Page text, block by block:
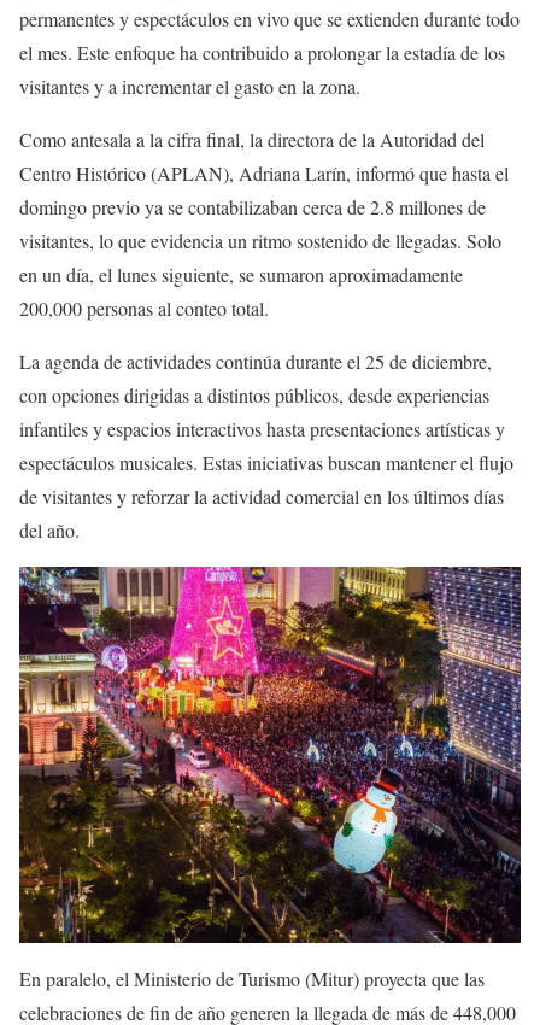
permanentes y espectáculos en vivo que se extienden durante todo
el mes. Este enfoque ha contribuido a prolongar la estadía de los
visitantes y a incrementar el gasto en la zona.
Como antesala a la cifra final, la directora de la Autoridad del
Centro Histórico (APLAN), Adriana Larín, informó que hasta el
domingo previo ya se contabilizaban cerca de 2.8 millones de
visitantes, lo que evidencia un ritmo sostenido de llegadas. Solo
en un día, el lunes siguiente, se sumaron aproximadamente
200,000 personas al conteo total.
La agenda de actividades continúa durante el 25 de diciembre,
con opciones dirigidas a distintos públicos, desde experiencias
infantiles y espacios interactivos hasta presentaciones artísticas y
espectáculos musicales. Estas iniciativas buscan mantener el flujo
de visitantes y reforzar la actividad comercial en los últimos días
del año.
En paralelo, el Ministerio de Turismo (Mitur) proyecta que las
celebraciones de fin de año generen la llegada de más de 448,000